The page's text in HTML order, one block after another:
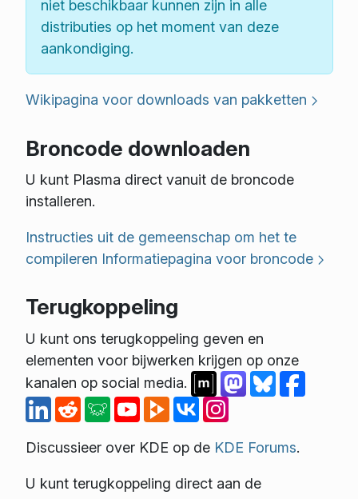
niet beschikbaar kunnen zijn in alle
distributies op het moment van deze
aankondiging.
Wikipagina voor downloads van pakketten
Broncode downloaden
U kunt Plasma direct vanuit de broncode
installeren.
Instructies uit de gemeenschap om het te
compileren Informatiepagina voor broncode
Terugkoppeling
U kunt ons terugkoppeling geven en
elementen voor bijwerken krijgen op onze
kanalen op social media.
Discussieer over KDE op de KDE Forums.
U kunt terugkoppeling direct aan de